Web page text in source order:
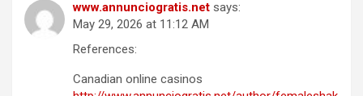
www.annunciogratis.net says:
May 29, 2026 at 11:12 AM
References:
Canadian online casinos